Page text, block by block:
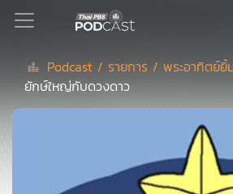
Podcast
Podcast / รายการ /พระอาทิตย์
ยักษ์ใหญ่กับดวงดาว